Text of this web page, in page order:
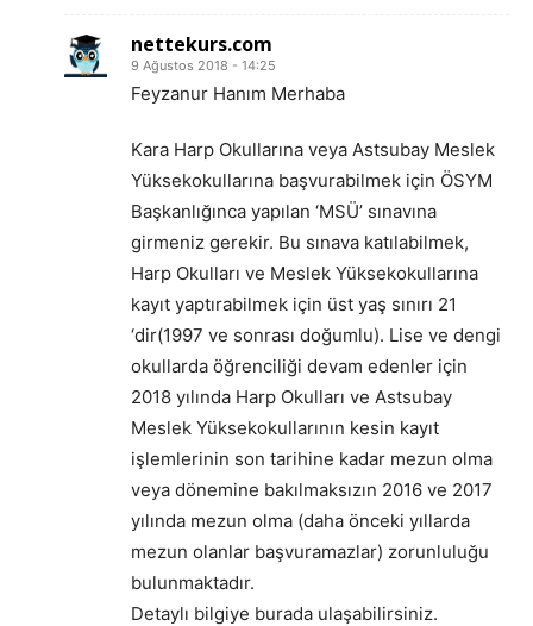
nettekurs.com
9 Ağustos 2018 - 14:25
Feyzanur Hanım Merhaba
Kara Harp Okullarına veya Astsubay Meslek
Yüksekokullarına başvurabilmek için ÖSYM
Başkanlığınca yapılan ‘MSÜ’ sınavına
girmeniz gerekir. Bu sınava katılabilmek,
Harp Okulları ve Meslek Yüksekokullarına
kayıt yaptırabilmek için üst yaş sınırı 21
‘dir(1997 ve sonrası doğumlu). Lise ve dengi
okullarda öğrenciliği devam edenler için
2018 yılında Harp Okulları ve Astsubay
Meslek Yüksekokullarının kesin kayıt
işlemlerinin son tarihine kadar mezun olma
veya dönemine bakılmaksızın 2016 ve 2017
yılında mezun olma (daha önceki yıllarda
mezun olanlar başvuramazlar) zorunluluğu
bulunmaktadır.
Detaylı bilgiye burada ulaşabilirsiniz.